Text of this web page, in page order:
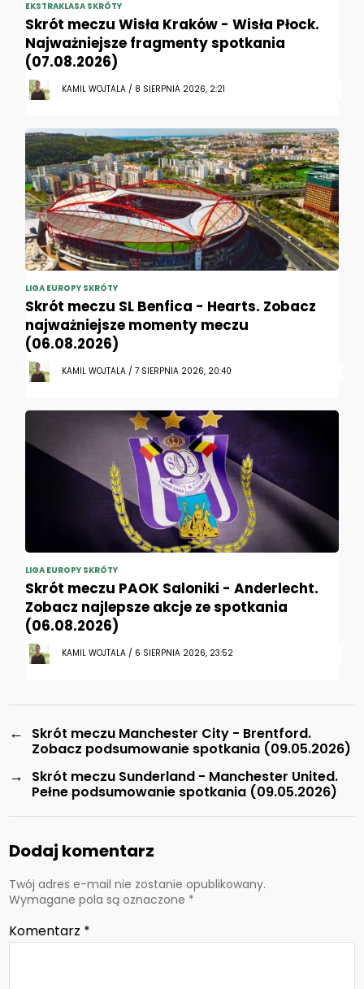
EKSTRAKLASA SKRÓTY
Skrót meczu Wisła Kraków - Wisła Płock.
Najważniejsze fragmenty spotkania
(07.08.2026)
KAMIL WOJTALA / 8 SIERPNIA 2026, 2:21
LIGA EUROPY SKRÓTY
Skrót meczu SL Benfica - Hearts. Zobacz
najważniejsze momenty meczu
(06.08.2026)
KAMIL WOJTALA / 7 SIERPNIA 2026, 20:40
LIGA EUROPY SKRÓTY
Skrót meczu PAOK Saloniki - Anderlecht.
Zobacz najlepsze akcje ze spotkania
(06.08.2026)
KAMIL WOJTALA / 6 SIERPNIA 2026, 23:52
←
Skrót meczu Manchester City - Brentford.
Zobacz podsumowanie spotkania (09.05.2026)
→
Skrót meczu Sunderland - Manchester United.
Pełne podsumowanie spotkania (09.05.2026)
Dodaj komentarz
Twój adres e-mail nie zostanie opublikowany.
Wymagane pola są oznaczone *
Komentarz *